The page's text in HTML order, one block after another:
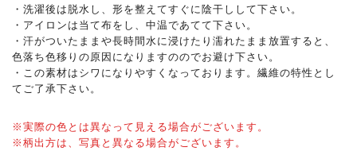
・洗濯後は脱水し、形を整えてすぐに陰干しして下さい。
・アイロンは当て布をし、中温であてて下さい。
・汗がついたままや長時間水に浸けたり濡れたまま放置すると、
色落ち色移りの原因になりますののでお避け下さい。
・この素材はシワになりやすくなっております。繊維の特性とし
てご了承下さい。
※実際の色とは異なって見える場合がございます。
※柄出方は、写真と異なる場合がございます。